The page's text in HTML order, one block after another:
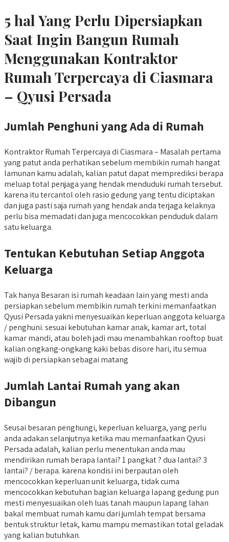
5 hal Yang Perlu Dipersiapkan
Saat Ingin Bangun Rumah
Menggunakan Kontraktor
Rumah Terpercaya di Ciasmara
– Qyusi Persada
Jumlah Penghuni yang Ada di Rumah
Kontraktor Rumah Terpercaya di Ciasmara – Masalah pertama
yang patut anda perhatikan sebelum membikin rumah hangat
lamunan kamu adalah, kalian patut dapat memprediksi berapa
meluap total penjaga yang hendak menduduki rumah tersebut.
karena itu tercantol oleh rasio gedung yang tentu diciptakan
dan juga pasti saja rumah yang hendak anda terjaga kelaknya
perlu bisa memadati dan juga mencocokkan penduduk dalam
satu keluarga.
Tentukan Kebutuhan Setiap Anggota
Keluarga
Tak hanya Besaran isi rumah keadaan lain yang mesti anda
persiapkan sebelum membikin rumah terkini memanfaatkan
Qyusi Persada yakni menyesuaikan keperluan anggota keluarga
/ penghuni. sesuai kebutuhan kamar anak, kamar art, total
kamar mandi, atau boleh jadi mau menambahkan rooftop buat
kalian ongkang-ongkang kaki bebas disore hari, itu semua
wajib di persiapkan sebagai matang
Jumlah Lantai Rumah yang akan
Dibangun
Seusai besaran penghungi, keperluan keluarga, yang perlu
anda adakan selanjutnya ketika mau memanfaatkan Qyusi
Persada adalah, kalian perlu menentukan anda mau
mendirikan rumah berapa lantai? 1 pangkat ? dua lantai? 3
lantai? / berapa. karena kondisi ini berpautan oleh
mencocokkan keperluan unit keluarga, tidak cuma
mencocokkan kebutuhan bagian keluarga lapang gedung pun
mesti menyesuaikan oleh luas tanah maupun lapang lahan
bakal membuat rumah kamu dari jumlah tempat bersama
bentuk struktur letak, kamu mampu memastikan total geladak
yang kalian butuhkan.